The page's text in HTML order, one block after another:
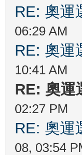
RE: 奧
06:29 AM
RE: 奧
10:41 AM
RE: 奧
02:27 PM
RE: 奧
08, 03:54